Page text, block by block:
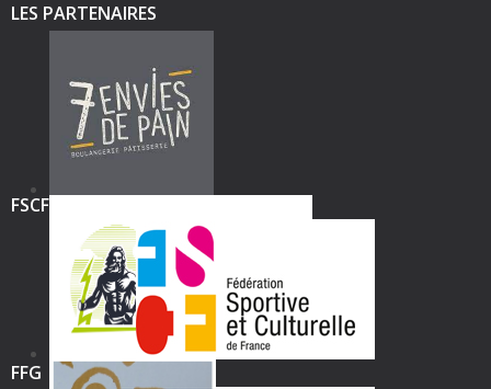
LES PARTENAIRES
FSCF
FFG